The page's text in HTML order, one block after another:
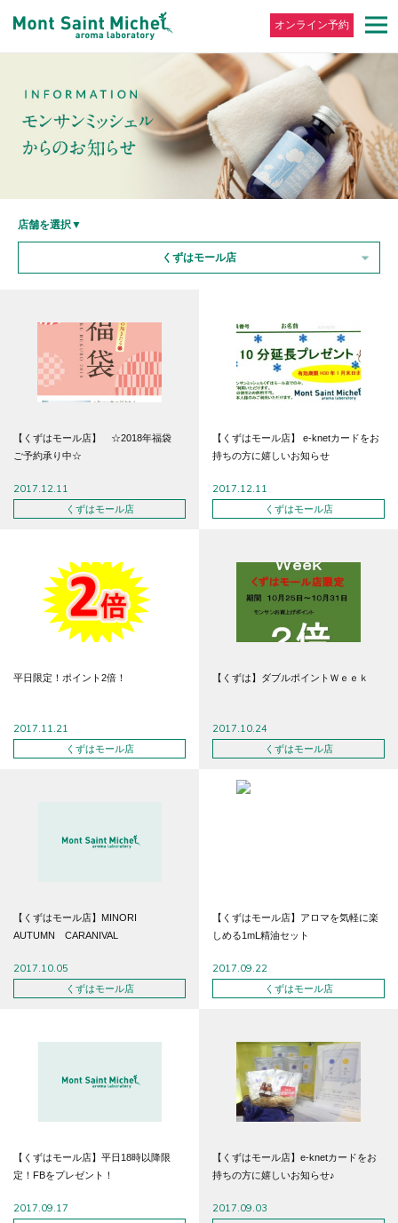
オンライン予約
店舗を選択▼
くずはモール店
【くずはモール店】 ☆2018年福袋
ご予約承り中☆
2017.12.11
くずはモール店
【くずはモール店】 e-knetカードをお
持ちの方に嬉しいお知らせ
2017.12.11
くずはモール店
平日限定！ポイント2倍！
2017.11.21
くずはモール店
【くずは】ダブルポイントＷｅｅｋ
2017.10.24
くずはモール店
【くずはモール店】MINORI
AUTUMN CARANIVAL
2017.10.05
くずはモール店
【くずはモール店】アロマを気軽に楽
しめる1mL精油セット
2017.09.22
くずはモール店
【くずはモール店】平日18時以降限
定！FBをプレゼント！
2017.09.17
【くずはモール店】e-knetカードをお
持ちの方に嬉しいお知らせ♪
2017.09.03